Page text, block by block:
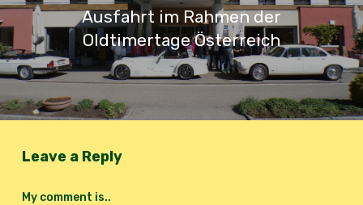
Ausfahrt im Rahmen der
Oldtimertage Österreich
Leave a Reply
My comment is..